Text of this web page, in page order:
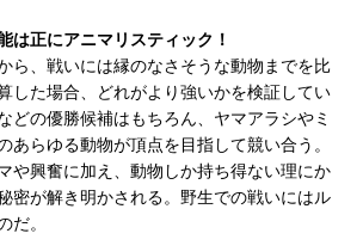
は正にアニマリスティック！
ら、戦いには縁のなさそうな動物までを比
した場合、どれがより強いかを検証してい
どの優勝候補はもちろん、ヤマアラシやミ
あらゆる動物が頂点を目指して競い合う。
や興奮に加え、動物しか持ち得ない理にか
密が解き明かされる。野生での戦いにはル
だ。